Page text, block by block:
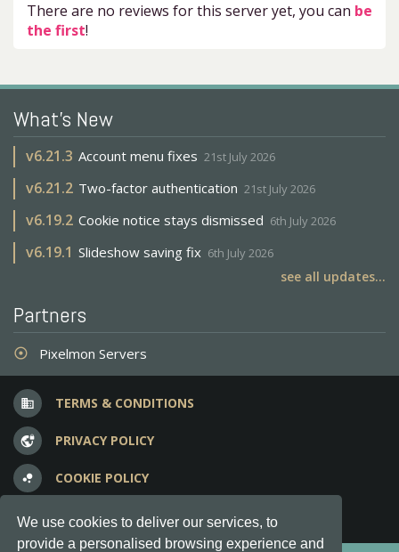
We use cookies to deliver our services, to
provide a personalised browsing experience and
There are no reviews for this server yet, you can be
the first!
What's New
v6.21.3 Account menu fixes 21st July 2026
v6.21.2 Two-factor authentication 21st July 2026
v6.19.2 Cookie notice stays dismissed 6th July 2026
v6.19.1 Slideshow saving fix 6th July 2026
see all updates...
Partners
adjust Pixelmon Servers
business TERMS & CONDITIONS
vpn_lock PRIVACY POLICY
bubble_chart COOKIE POLICY
question_answer FREQUENT QUESTIONS